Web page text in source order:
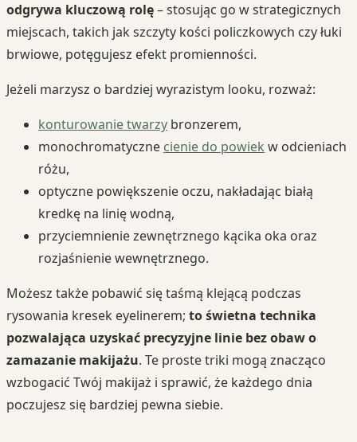
odgrywa kluczową rolę– stosując go w strategicznych
miejscach, takich jak szczyty kości policzkowych czy łuki
brwiowe, potęgujesz efekt promienności.
Jeżeli marzysz o bardziej wyrazistym looku, rozważ:
konturowanie twarzy bronzerem,
monochromatyczne cienie do powiek w odcieniach
różu,
optyczne powiększenie oczu, nakładając białą
kredkę na linię wodną,
przyciemnienie zewnętrznego kącika oka oraz
rozjaśnienie wewnętrznego.
Możesz także pobawić się taśmą klejącą podczas
rysowania kresek eyelinerem; to świetna technika
pozwalająca uzyskać precyzyjne linie bez obaw o
zamazanie makijażu. Te proste triki mogą znacząco
wzbogacić Twój makijaż i sprawić, że każdego dnia
poczujesz się bardziej pewna siebie.